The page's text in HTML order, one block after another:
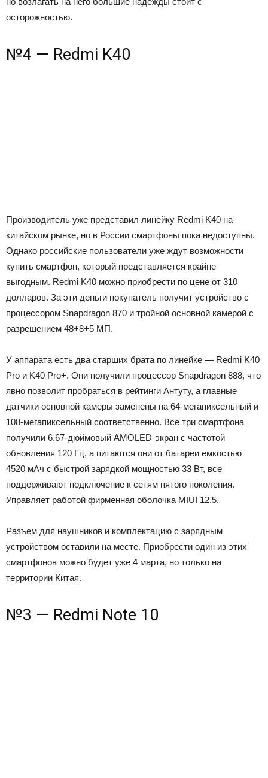
осторожностью.
№4 — Redmi K40
Производитель уже представил линейку Redmi K40 на
китайском рынке, но в России смартфоны пока недоступны.
Однако российские пользователи уже ждут возможности
купить смартфон, который представляется крайне
выгодным. Redmi K40 можно приобрести по цене от 310
долларов. За эти деньги покупатель получит устройство с
процессором Snapdragon 870 и тройной основной камерой с
разрешением 48+8+5 МП.
У аппарата есть два старших брата по линейке — Redmi K40
Pro и K40 Pro+. Они получили процессор Snapdragon 888, что
явно позволит пробраться в рейтинги Антуту, а главные
датчики основной камеры заменены на 64-мегапиксельный и
108-мегапиксельный соответственно. Все три смартфона
получили 6.67-дюймовый AMOLED-экран с частотой
обновления 120 Гц, а питаются они от батареи емкостью
4520 мАч с быстрой зарядкой мощностью 33 Вт, все
поддерживают подключение к сетям пятого поколения.
Управляет работой фирменная оболочка MIUI 12.5.
Разъем для наушников и комплектацию с зарядным
устройством оставили на месте. Приобрести один из этих
смартфонов можно будет уже 4 марта, но только на
территории Китая.
№3 — Redmi Note 10